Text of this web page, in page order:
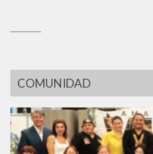
COMUNIDAD